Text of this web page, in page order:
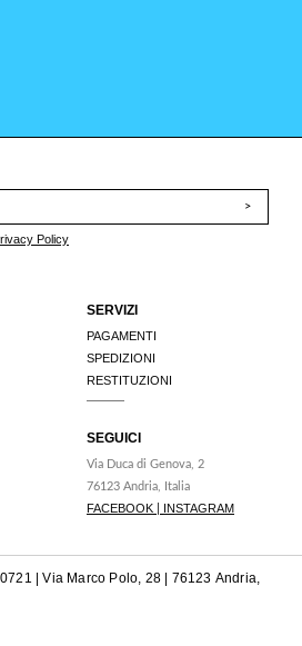
>
Policy
SERVIZI
PAGAMENTI
SPEDIZIONI
RESTITUZIONI
SEGUICI
Via Duca di Genova, 2
76123 Andria, Italia
FACEBOOK INSTAGRAM
| Via Marco Polo, 28 | 76123 Andria,